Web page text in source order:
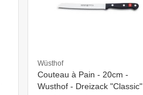
Wüsthof
Couteau à Pain - 20cm -
Wusthof - Dreizack "Classic"